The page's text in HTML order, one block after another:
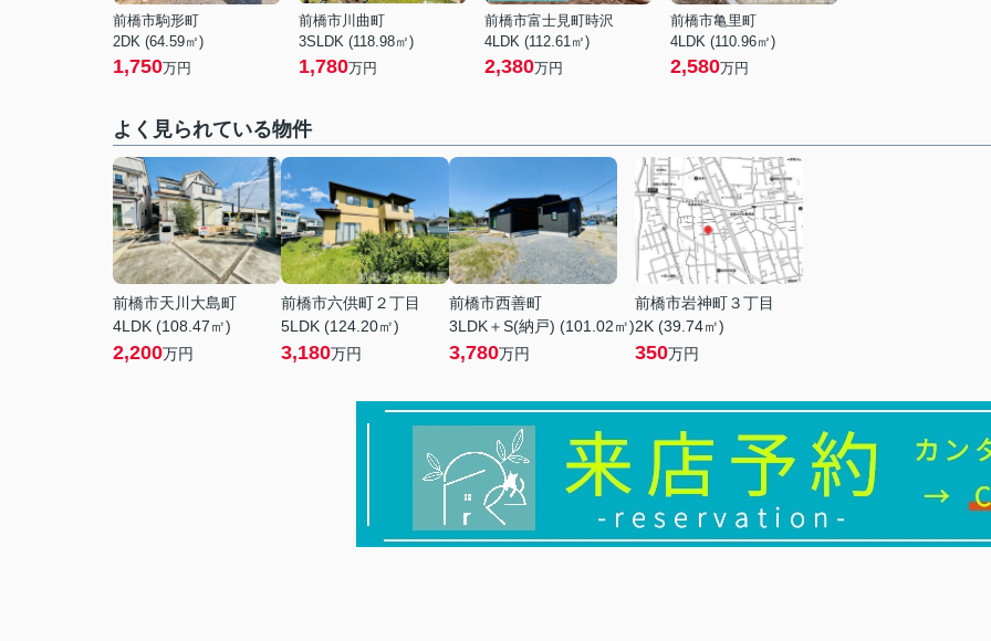
前橋市駒形町
2DK (64.59㎡)
1,750万円
前橋市川曲町
3SLDK (118.98㎡)
1,780万円
前橋市富士見町時沢
4LDK (112.61㎡)
2,380万円
前橋市亀里町
4LDK (110.96㎡)
2,580万円
よく見られている物件
前橋市天川大島町
4LDK (108.47㎡)
2,200万円
前橋市六供町２丁目
5LDK (124.20㎡)
3,180万円
前橋市西善町
3LDK＋S(納戸) (101.02㎡)
3,780万円
前橋市岩神町３丁目
2K (39.74㎡)
350万円